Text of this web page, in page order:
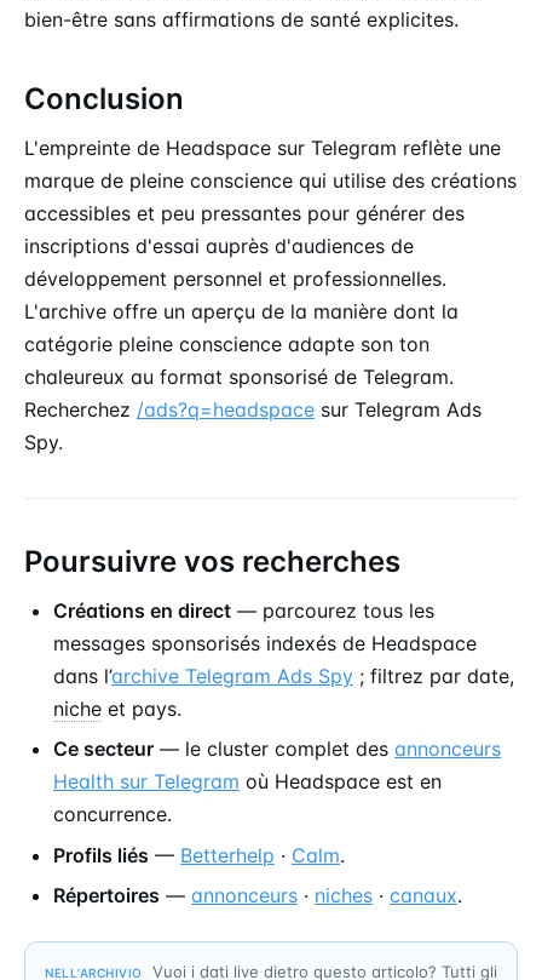
bien-être sans affirmations de santé explicites.
Conclusion
L'empreinte de Headspace sur Telegram reflète une
marque de pleine conscience qui utilise des créations
accessibles et peu pressantes pour générer des
inscriptions d'essai auprès d'audiences de
développement personnel et professionnelles.
L'archive offre un aperçu de la manière dont la
catégorie pleine conscience adapte son ton
chaleureux au format sponsorisé de Telegram.
Recherchez /ads?q=headspace sur Telegram Ads
Spy.
Poursuivre vos recherches
Créations en direct — parcourez tous les
messages sponsorisés indexés de Headspace
dans l’archive Telegram Ads Spy ; filtrez par date,
niche et pays.
Ce secteur — le cluster complet des annonceurs
Health sur Telegram où Headspace est en
concurrence.
Profils liés — Betterhelp · Calm.
Répertoires — annonceurs · niches · canaux.
NELL’ARCHIVIO Vuoi i dati live dietro questo articolo? Tutti gli